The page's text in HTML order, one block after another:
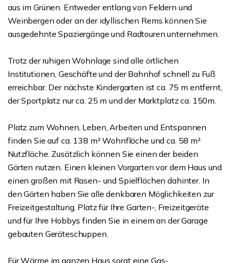
aus im Grünen. Entweder entlang von Feldern und
Weinbergen oder an der idyllischen Rems können Sie
ausgedehnte Spaziergänge und Radtouren unternehmen.
Trotz der ruhigen Wohnlage sind alle örtlichen
Institutionen, Geschäfte und der Bahnhof schnell zu Fuß
erreichbar. Der nächste Kindergarten ist ca. 75 m entfernt,
der Sportplatz nur ca. 25 m und der Marktplatz ca. 150m.
Platz zum Wohnen, Leben, Arbeiten und Entspannen
finden Sie auf ca. 138 m² Wohnfläche und ca. 58 m²
Nutzfläche. Zusätzlich können Sie einen der beiden
Gärten nutzen. Einen kleinen Vorgarten vor dem Haus und
einen großen mit Rasen- und Spielflächen dahinter. In
den Gärten haben Sie alle denkbaren Möglichkeiten zur
Freizeitgestaltung. Platz für Ihre Garten-, Freizeitgeräte
und für Ihre Hobbys finden Sie in einem an der Garage
gebauten Geräteschuppen.
Für Wärme im ganzen Haus sorgt eine Gas-